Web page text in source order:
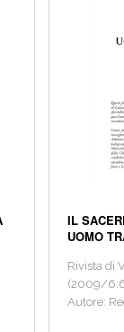
IL
UOMO
Rivista di
(2009/
Autore: